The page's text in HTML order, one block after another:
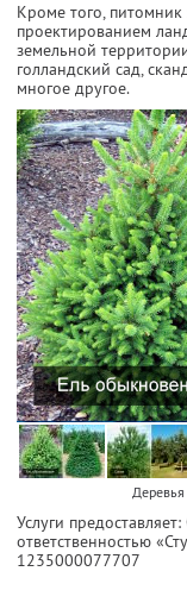
Кроме того,
проектированием
земельной
голландский сад,
многое другое.
Услуги
ответственностью
1235000077707